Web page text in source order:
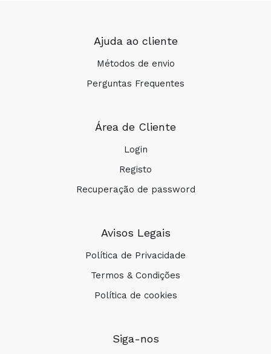
Ajuda ao cliente
Métodos de envio
Perguntas Frequentes
Área de Cliente
Login
Registo
Recuperação de password
Avisos Legais
Política de Privacidade
Termos & Condições
Política de cookies
Siga-nos